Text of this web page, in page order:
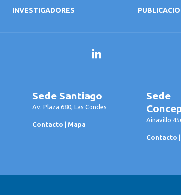
INVESTIGADORES
LinkedIn
Sede Santiago
Av. Plaza 680, Las Condes
Contacto Mapa
Sede
Ainavillo
Contacto